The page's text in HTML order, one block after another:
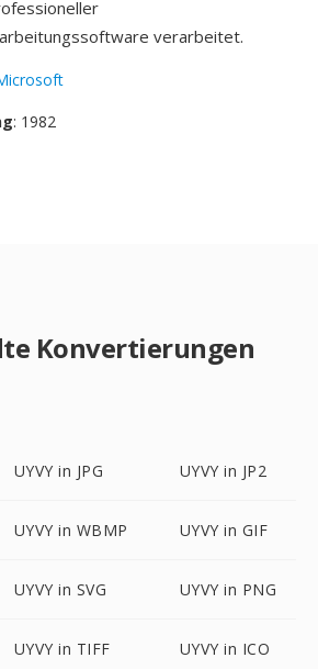
verarbeitet.
: 1982
Konvertierungen
UYVY in JPG UYVY in JP2
UYVY in WBMP UYVY in GIF
UYVY in SVG UYVY in PNG
UYVY in TIFF UYVY in ICO